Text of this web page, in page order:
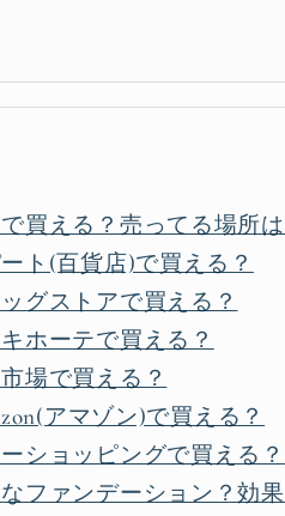
買える？売ってる場所は
ト(百貨店)で買える？
グストアで買える？
ホーテで買える？
場で買える？
アマゾン)で買える？
ショッピングで買える？
ファンデーション？効果